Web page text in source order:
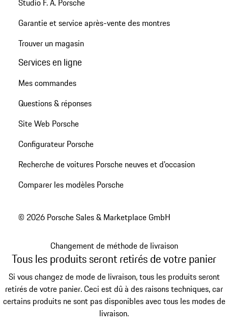
Garantie et service après-vente des montres
Trouver un magasin
Services en ligne
Mes commandes
Questions & réponses
Site Web Porsche
Configurateur Porsche
Recherche de voitures Porsche neuves et d'occasion
Comparer les modèles Porsche
© 2026 Porsche Sales & Marketplace GmbH
Changement de méthode de livraison
Tous les produits seront retirés de votre panier
Si vous changez de mode de livraison, tous les produits seront
retirés de votre panier. Ceci est dû à des raisons techniques, car
certains produits ne sont pas disponibles avec tous les modes de
livraison.